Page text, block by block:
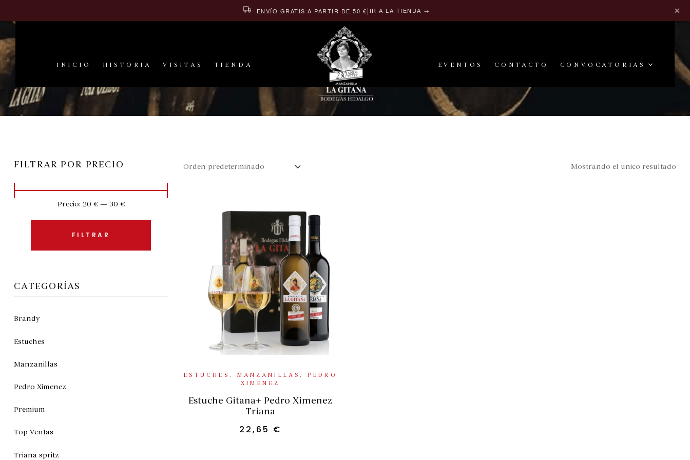
ENVÍO GRATIS A PARTIR DE 50 €| IR A LA TIENDA → ×
INICIO HISTORIA VISITAS TIENDA EVENTOS CONTACTO CONVOCATORIAS
Mostrando el único resultado
AÑADIR AL CARRITO
ESTUCHES , MANZANILLAS ,PEDRO
XIMENEZ
Estuche Gitana+ Pedro Ximenez
Triana
22,65 €
FILTRAR POR PRECIO
FILTRAR
Precio: 20 €— 30 €
CATEGORÍAS
Brandy
Estuches
Manzanillas
Pedro Ximenez
Premium
Top Ventas
Triana spritz